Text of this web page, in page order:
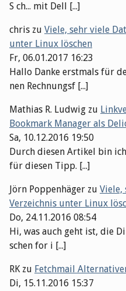
S ch... mit Dell [...]
chris zu Viele, sehr viele
unter Linux löschen
Fr, 06.01.2017 16:23
Hallo Danke erstmals für
nen Rechnungsf [...]
Mathias R. Ludwig zu
Bookmark Manager als
Sa, 10.12.2016 19:50
Durch diesen Artikel bin
für diesen Tipp. [...]
Jörn Poppenhäger zu Viele,
Verzeichnis unter Linux
Do, 24.11.2016 08:54
Hi, was auch geht ist, die
schen for i [...]
RKzu Fetchmail
Di, 15.11.2016 15:37